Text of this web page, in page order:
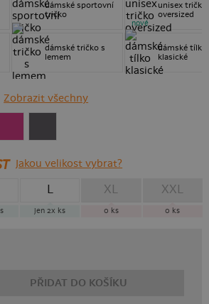
dámské sportovní
tričko
dámské tričko s
lemem
unisex tričko
oversized
nové
dámské tílko
klasické
Zobrazit všechny
Jakou velikost vybrat?
L
jen 2x ks
XL
0 ks
XXL
0 ks
PŘIDAT DO KOŠÍKU